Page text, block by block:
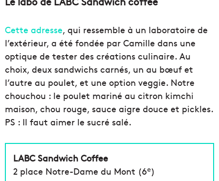
Cette adresse, qui ressemble à un laboratoire de
l’extérieur, a été fondée par Camille dans une
optique de tester des créations culinaire. Au
choix, deux sandwichs carnés, un au bœuf et
l’autre au poulet, et une option veggie. Notre
chouchou : le poulet mariné au citron kimchi
maison, chou rouge, sauce aigre douce et pickles.
PS : Il faut aimer le sucré salé.
LABC Sandwich Coffee
2 place Notre-Dame du Mont (6e)